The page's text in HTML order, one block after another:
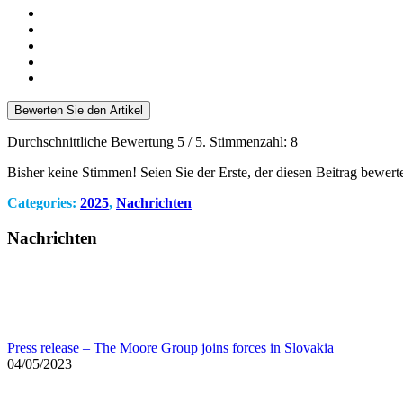
Bewerten Sie den Artikel
Durchschnittliche Bewertung 5 / 5. Stimmenzahl: 8
Bisher keine Stimmen! Seien Sie der Erste, der diesen Beitrag
Categories: 2025, Nachrichten
Nachrichten
Press release – The Moore Group joins forces in Slovakia
04/05/2023